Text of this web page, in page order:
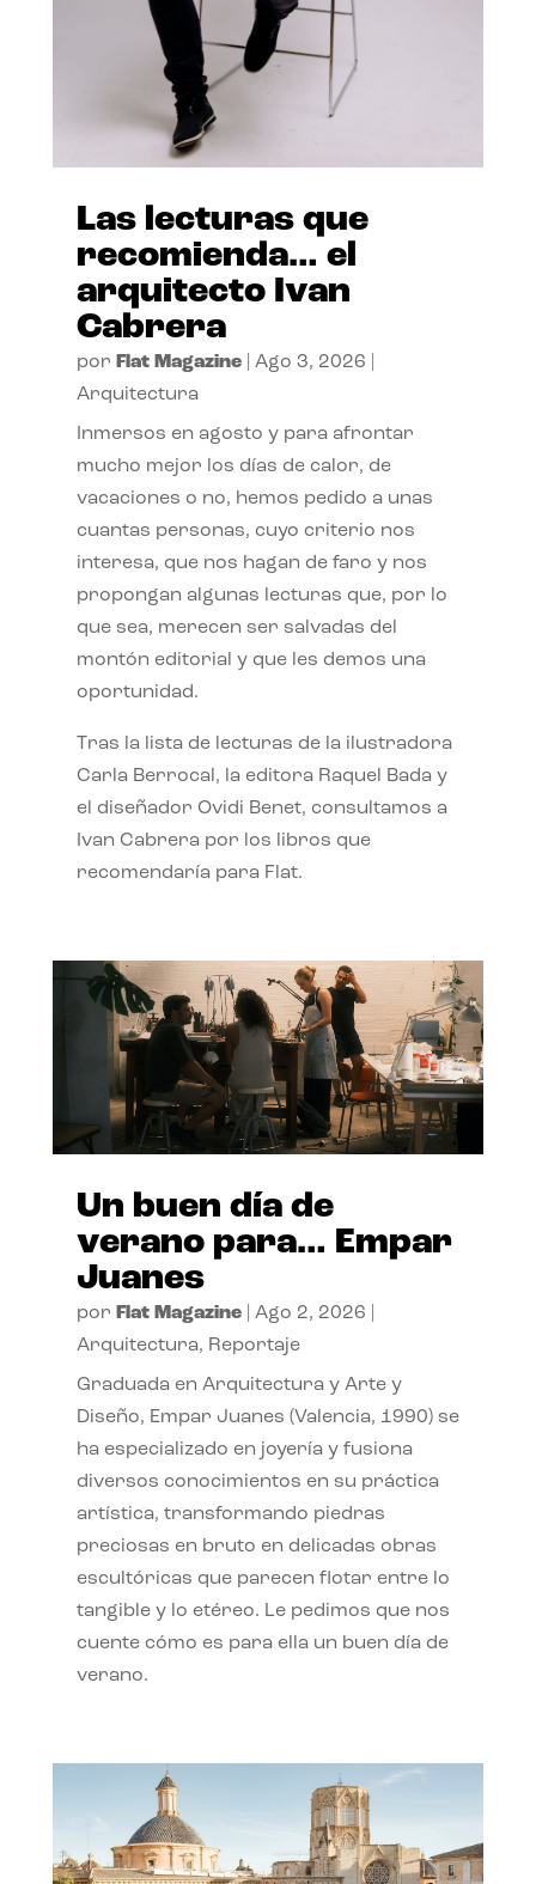
Las lecturas que
recomienda… el
arquitecto Ivan
Cabrera
por Flat Magazine| Ago 3, 2026
Arquitectura
Inmersos en agosto y para afrontar
mucho mejor los días de calor, de
vacaciones o no, hemos pedido a unas
cuantas personas, cuyo criterio nos
interesa, que nos hagan de faro y nos
propongan algunas lecturas que, por lo
que sea, merecen ser salvadas del
montón editorial y que les demos una
oportunidad.
Tras la lista de lecturas de la ilustradora
Carla Berrocal, la editora Raquel Bada y
el diseñador Ovidi Benet, consultamos a
Ivan Cabrera por los libros que
recomendaría para Flat.
Un buen día de
verano para… Empar
Juanes
por Flat Magazine| Ago 2, 2026
Arquitectura, Reportaje
Graduada en Arquitectura y Arte y
Diseño, Empar Juanes (Valencia, 1990) se
ha especializado en joyería y fusiona
diversos conocimientos en su práctica
artística, transformando piedras
preciosas en bruto en delicadas obras
escultóricas que parecen flotar entre lo
tangible y lo etéreo. Le pedimos que nos
cuente cómo es para ella un buen día de
verano.